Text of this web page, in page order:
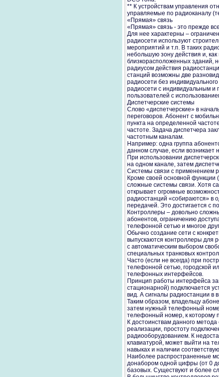
** К устройствам управления
управляемые по радиоканалу
«Прямая» связь
«Прямая» связь - это прежде
Для нее характерны –
радиосети используют
мероприятий и т.п. В таких
небольшую зону действия и,
близкорасположенных зданий,
радиусом действия
станций возможны две
радиосети без
радиосети с индивидуальным и
пользователей с
Диспетчерские системы
Слово «диспетчерские» в
переговоров. Абонент с
пункта на определенной
частоте. Задача диспетчера
частотным каналам.
Например: одна группа
данном случае, если
При использовании
на одном канале, затем
Системы связи с применением
Кроме своей основной
сложные системы связи. Хотя
открывает огромные
радиостанций «собираются» в
передачей. Это достигается с
Контроллеры – довольно
абонентов, ограничению
телефонной сетью и многое
Обычно создание сети с
выпускаются контроллеры для
с автоматическим выбором
специальных транковых
Часто (если не всегда) при
телефонной сетью, городской
телефонных интерфейсов.
Принцип работы интерфейса
стационарной) подключается
вид. А сигналы радиостанции в
Таким образом, владельцу
затем нужный телефонный
телефонный номер, к которому
К достоинствам данного
реализации, простоту
радиооборудованием. К
клавиатурой, может выйти на
навыках и наличии
Наиболее распространенные
донабором одной цифры (от 0
базовых. Существуют и более